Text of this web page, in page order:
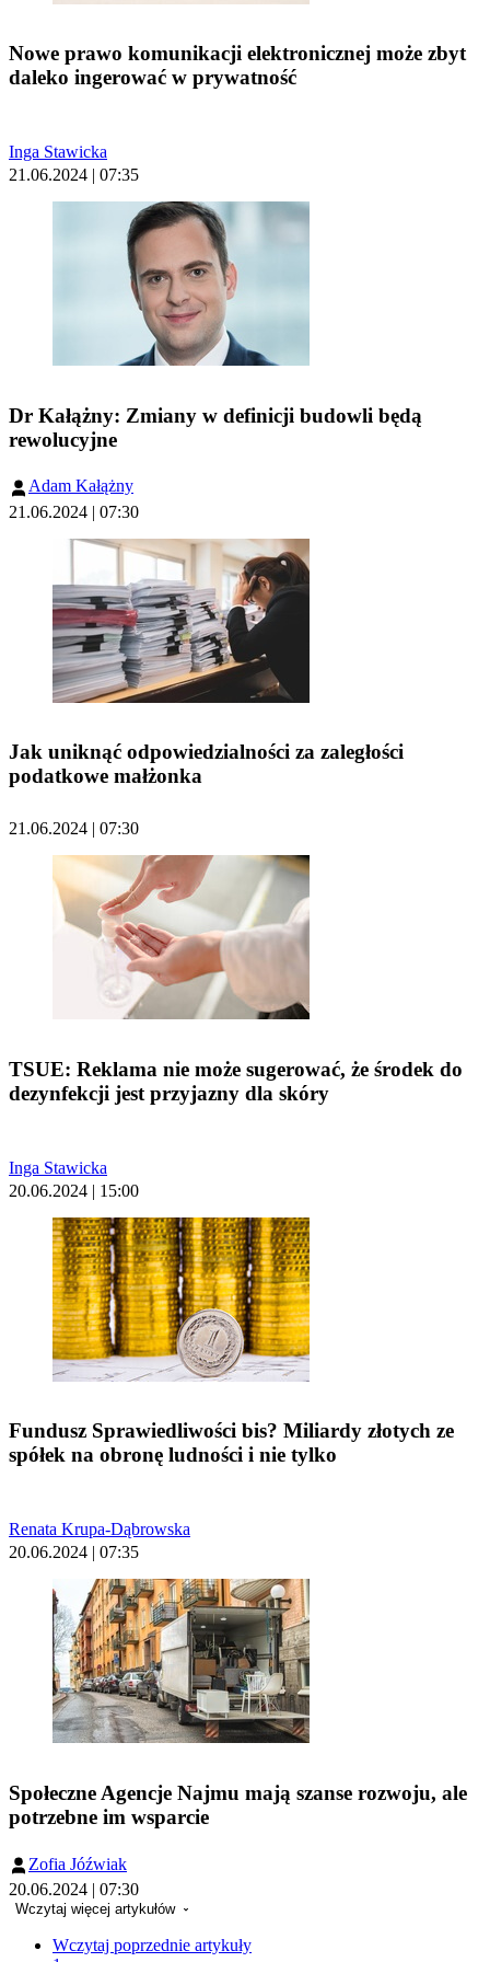
Nowe prawo komunikacji elektronicznej może zbyt
daleko ingerować w prywatność
Inga Stawicka
21.06.2024 | 07:35
Dr Kałążny: Zmiany w definicji budowli będą
rewolucyjne
Adam Kałążny
21.06.2024 | 07:30
Jak uniknąć odpowiedzialności za zaległości
podatkowe małżonka
21.06.2024 | 07:30
TSUE: Reklama nie może sugerować, że środek do
dezynfekcji jest przyjazny dla skóry
Inga Stawicka
20.06.2024 | 15:00
Fundusz Sprawiedliwości bis? Miliardy złotych ze
spółek na obronę ludności i nie tylko
Renata Krupa-Dąbrowska
20.06.2024 | 07:35
Społeczne Agencje Najmu mają szanse rozwoju, ale
potrzebne im wsparcie
Zofia Jóźwiak
20.06.2024 | 07:30
Wczytaj więcej artykułów
Wczytaj poprzednie artykuły